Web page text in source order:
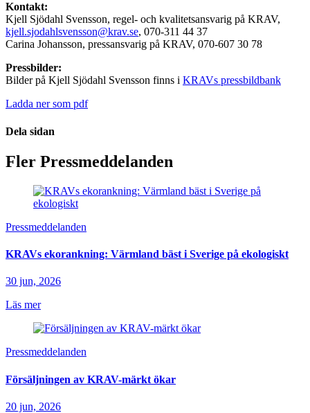
Kontakt:
Kjell Sjödahl Svensson, regel- och kvalitetsansvarig på KRAV,
kjell.sjodahlsvensson@krav.se, 070-311 44 37
Carina Johansson, pressansvarig på KRAV, 070-607 30 78
Pressbilder:
Bilder på Kjell Sjödahl Svensson finns i KRAVs pressbildbank
Ladda ner som pdf
Dela sidan
Fler Pressmeddelanden
Pressmeddelanden
KRAVs ekorankning: Värmland bäst i Sverige på ekologiskt
30 jun, 2026
Läs mer
Pressmeddelanden
Försäljningen av KRAV-märkt ökar
20 jun, 2026